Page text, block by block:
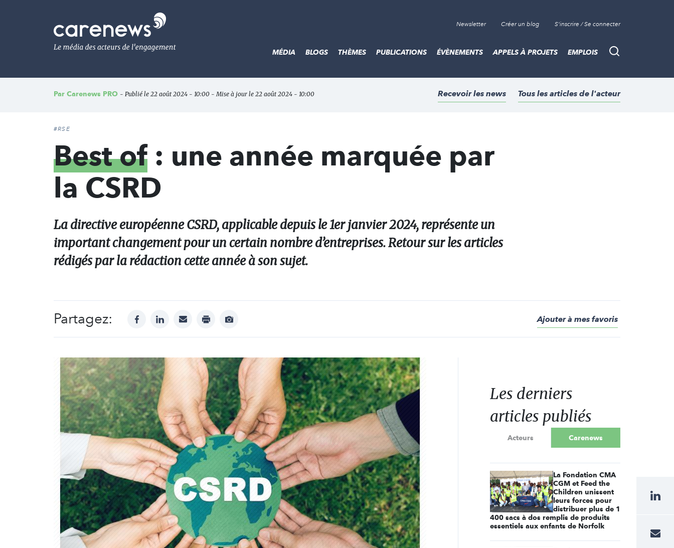
Le
média
de
l'engagement
Newsletter Créer un blog S'inscrire / Se connecter
Recherche
MÉDIA BLOGS THÈMES PUBLICATIONS ÉVÈNEMENTS APPELS À PROJETS EMPLOIS
Par Carenews PRO - Publié le 22 août 2024 - 10:00 - Mise à jour le 22 août 2024 - 10:00 Recevoir les news Tous les articles de l'acteur
#RSE
Best of: une année marquée par
la CSRD
La directive européenne CSRD, applicable depuis le 1er janvier 2024, représente un
important changement pour un certain nombre d’entreprises. Retour sur les articles
rédigés par la rédaction cette année à son sujet.
Partagez: facebooklinkedinmail print
Afficher
Ajouter à mes favoris
Les derniers
articles publiés
Acteurs Carenews
La Fondation CMA
CGM et Feed the
Children unissent
leurs forces pour
distribuer plus de 1
400 sacs à dos remplis de produits
essentiels aux enfants de Norfolk